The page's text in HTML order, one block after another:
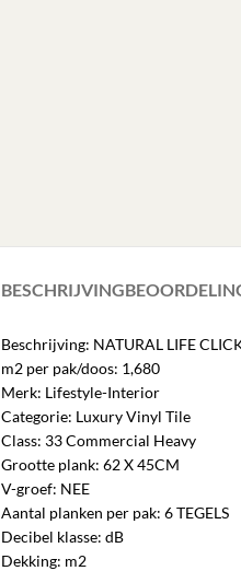
BESCHRIJVING
Beschrijving: NATURAL LIFE
m2 per pak/doos: 1,680
Merk: Lifestyle-Interior
Categorie: Luxury Vinyl Tile
Class: 33 Commercial Heavy
Grootte plank: 62 X 45CM
V-groef: NEE
Aantal planken per pak: 6 TEGELS
Decibel klasse: dB
Dekking: m2